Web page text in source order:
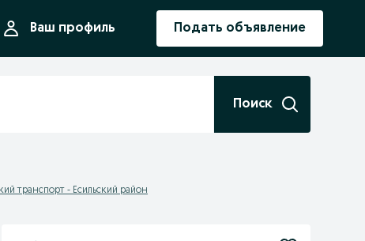
Ваш профиль Подать объявление
Поиск
транспорт - Есильский район